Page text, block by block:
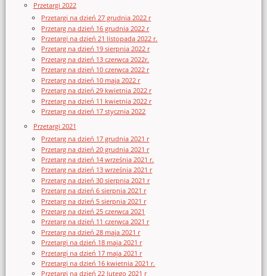
Przetargi 2022
Przetargi na dzień 27 grudnia 2022 r
Przetarg na dzień 16 grudnia 2022 r
Przetargi na dzień 21 listopada 2022 r.
Przetarg na dzień 19 sierpnia 2022 r
Przetarg na dzień 13 czerwca 2022r.
Przetarg na dzień 10 czerwca 2022 r
Przetarg na dzień 10 maja 2022 r
Przetarg na dzień 29 kwietnia 2022 r
Przetarg na dzień 11 kwietnia 2022 r
Przetarg na dzień 17 stycznia 2022
Przetargi 2021
Przetarg na dzień 17 grudnia 2021 r
Przetarg na dzień 20 grudnia 2021 r
Przetarg na dzień 14 września 2021 r.
Przetarg na dzień 13 września 2021 r
Przetarg na dzień 30 sierpnia 2021 r
Przetarg na dzień 6 sierpnia 2021 r
Przetarg na dzień 5 sierpnia 2021 r
Przetarg na dzień 25 czerwca 2021
Przetarg na dzień 11 czerwca 2021 r
Przetarg na dzień 28 maja 2021 r
Przetargi na dzień 18 maja 2021 r
Przetargi na dzień 17 maja 2021 r
Przetargi na dzień 16 kwietnia 2021 r.
Przetargi na dzień 22 lutego 2021 r